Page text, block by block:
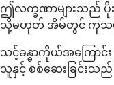
ဤလက္ခဏာများသည် ပို
သို့မဟုတ် အိမ်တွင် ကုသမှု
သင့်ခန္ဓာကိုယ်အကြောင်
သူနှင့် စစ်ဆေးခြင်းသည်